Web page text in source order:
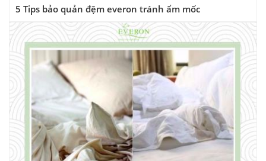
5 Tips bảo quản đệm everon tránh ẩm mốc